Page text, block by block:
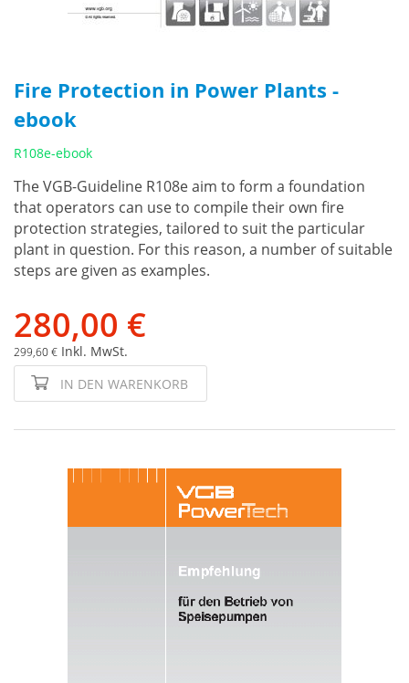
Fire Protection in Power Plants -
ebook
R108e-ebook
The VGB-Guideline R108e aim to form a foundation
that operators can use to compile their own fire
protection strategies, tailored to suit the particular
plant in question. For this reason, a number of suitable
steps are given as examples.
280,00 €
299,60 € Inkl. MwSt.
IN DEN WARENKORB